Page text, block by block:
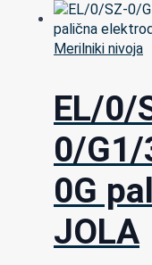
Merilniki nivoja
EL/0/
0/G1/
0G
JOLA